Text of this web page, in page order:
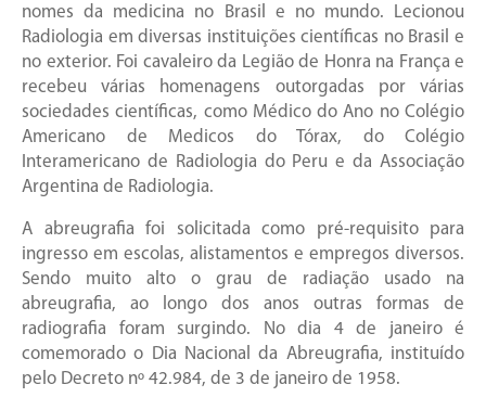
nomes da medicina no Brasil e no mundo. Lecionou
Radiologia em diversas instituições científicas no Brasil e
no exterior. Foi cavaleiro da Legião de Honra na França e
recebeu várias homenagens outorgadas por várias
sociedades científicas, como Médico do Ano no Colégio
Americano de Medicos do Tórax, do Colégio
Interamericano de Radiologia do Peru e da Associação
Argentina de Radiologia.
A abreugrafia foi solicitada como pré-requisito para
ingresso em escolas, alistamentos e empregos diversos.
Sendo muito alto o grau de radiação usado na
abreugrafia, ao longo dos anos outras formas de
radiografia foram surgindo. No dia 4 de janeiro é
comemorado o Dia Nacional da Abreugrafia, instituído
pelo Decreto nº 42.984, de 3 de janeiro de 1958.